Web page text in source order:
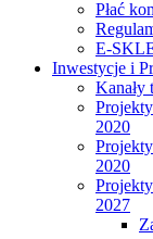
Płać
E-
Inwestycje i
Kanały
2020
2020
2027